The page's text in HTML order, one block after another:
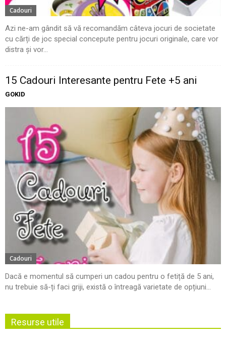
Cadouri
Azi ne-am gândit să vă recomandăm câteva jocuri de societate
cu cărți de joc special concepute pentru jocuri originale, care vor
distra și vor...
15 Cadouri Interesante pentru Fete +5 ani
GOKID
Cadouri
Dacă e momentul să cumperi un cadou pentru o fetiță de 5 ani,
nu trebuie să-ți faci griji, există o întreagă varietate de opțiuni...
Resurse utile